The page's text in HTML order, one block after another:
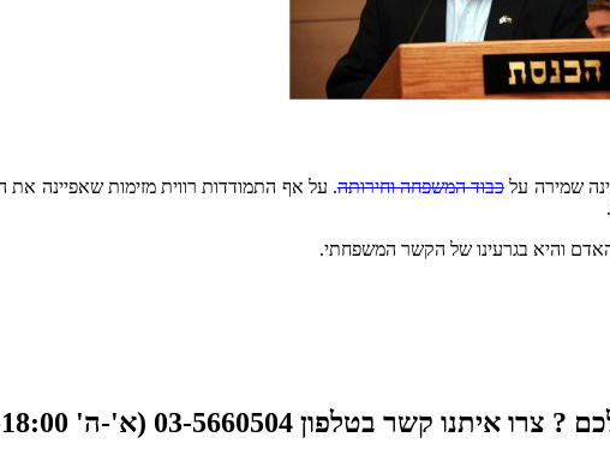
שמירה עלכבוד המשפחה וחירותה. על אף התמודדות רווית מזימות שאפיינה
והיא בגרעינו של הקשר המשפחתי.